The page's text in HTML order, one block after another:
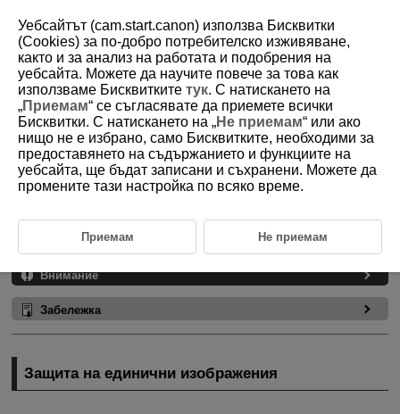
D180-144
Защита на изображения
Защита на единични изображения
Задаване на диапазона от изображения за защита
Защита на всички изображения в папка или карта
Можете да защитите важни изображения от неволно изтриване.
Внимание
Забележка
Защита на единични изображения
Уебсайтът (cam.start.canon) използва Бисквитки
(Cookies) за по-добро потребителско изживяване,
както и за анализ на работата и подобрения на
уебсайта. Можете да научите повече за това как
използваме Бисквитките тук. С натискането на
„Приемам“ се съгласявате да приемете всички
Бисквитки. С натискането на „Не приемам“ или ако
нищо не е избрано, само Бисквитките, необходими за
предоставянето на съдържанието и функциите на
уебсайта, ще бъдат записани и съхранени. Можете да
промените тази настройка по всяко време.
Приемам Не приемам